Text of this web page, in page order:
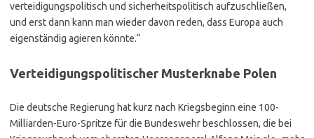
verteidigungspolitisch und sicherheitspolitisch aufzuschließen,
und erst dann kann man wieder davon reden, dass Europa auch
eigenständig agieren könnte.“
Verteidigungspolitischer Musterknabe Polen
Die deutsche Regierung hat kurz nach Kriegsbeginn eine 100-
Milliarden-Euro-Spritze für die Bundeswehr beschlossen, die bei